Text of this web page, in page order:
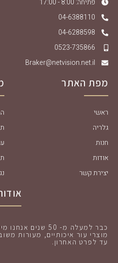
פתיחה: 8:00 - 17:00
04-6388110
04-6288598
0523-735866
Braker@netvision.net.il
מפת האתר
ראשי
גלריה
חנות
אודות
יצירת קשר
כבר למעלה מ- 50
מוצרי עור איכותיים, מעורות
עד לפרט האחרון.